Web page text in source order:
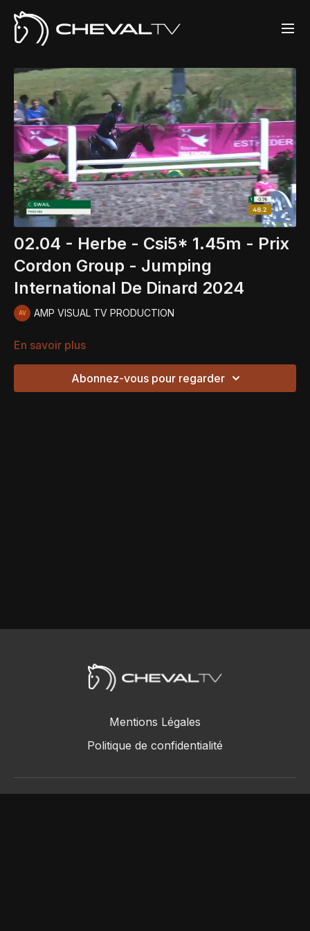
02.04 - Herbe - Csi5* 1.45m - Prix
Cordon Group - Jumping
International De Dinard 2024
AMP VISUAL TV PRODUCTION
En savoir plus
Abonnez-vous pour regarder
Mentions Légales
Politique de confidentialité